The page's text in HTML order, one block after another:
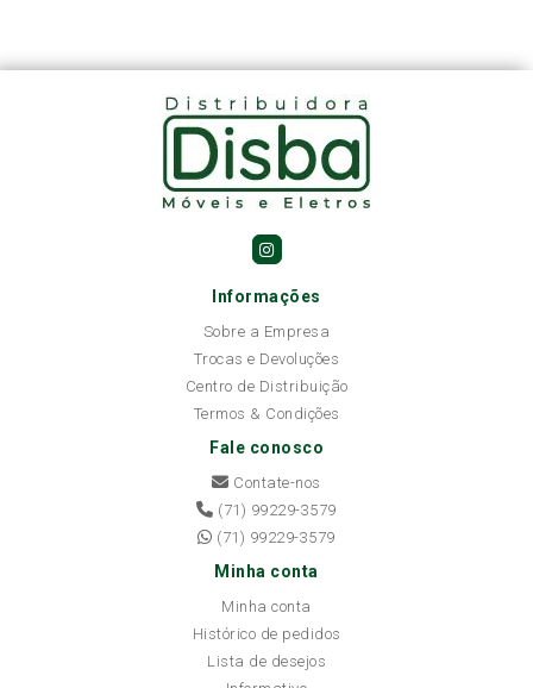
Informações
Sobre a Empresa
Trocas e Devoluções
Centro de Distribuição
Termos & Condições
Fale conosco
Contate-nos
(71) 99229-3579
(71) 99229-3579
Minha conta
Minha conta
Histórico de pedidos
Lista de desejos